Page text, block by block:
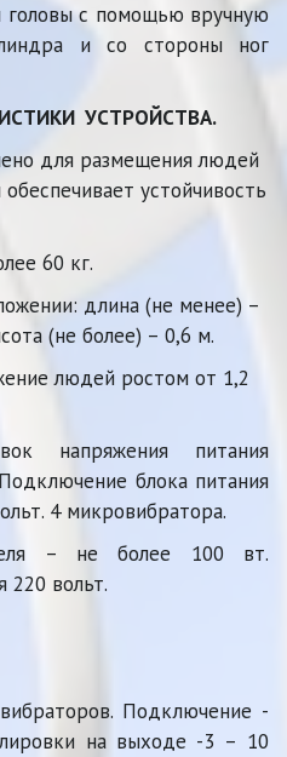
головы с помощью вручную
и со стороны ног
УСТРОЙСТВА.
для размещения людей
устойчивость
60 кг.
длина (не менее) –
(не более) – 0,6 м.
людей ростом от 1,2
напряжения питания
блока питания
4 микровибратора.
– не более 100 вт.
220 вольт.
Подключение -
на выходе -3 – 10